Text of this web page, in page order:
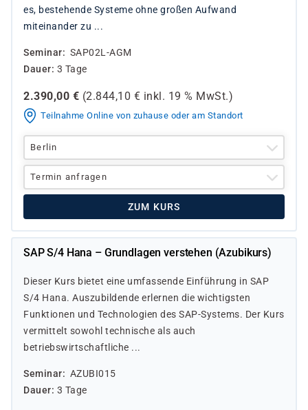
es, bestehende Systeme ohne großen Aufwand
miteinander zu ...
Seminar
SAP02L-AGM
Dauer 3 Tage
2.390,00 € (2.844,10 € inkl. 19 % MwSt.)
Teilnahme Online von zuhause oder am Standort
Berlin
Termin anfragen
ZUM KURS
SAP S/4 Hana – Grundlagen verstehen (Azubikurs)
Dieser Kurs bietet eine umfassende Einführung in SAP
S/4 Hana. Auszubildende erlernen die wichtigsten
Funktionen und Technologien des SAP-Systems. Der Kurs
vermittelt sowohl technische als auch
betriebswirtschaftliche ...
Seminar
AZUBI015
Dauer 3 Tage